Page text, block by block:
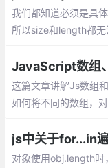
我们都知道必须是具
所以size和length都
象属性的个数呢？
这篇文章讲解Js数组
如何将不同的数组，
js中关于for...in
对象使用obj.length时